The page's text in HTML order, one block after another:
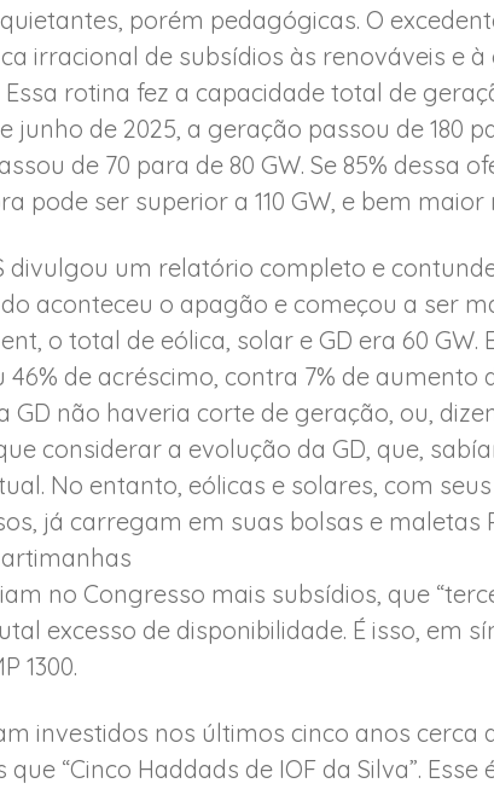
porém pedagógicas. O
irracional de subsídios às renováveis e
rotina fez a capacidade total de
junho de 2025, a geração passou de 180
de 70 para de 80 GW. Se 85% dessa
pode ser superior a 110 GW, e bem
divulgou um relatório completo e
aconteceu o apagão e começou a ser
o total de eólica, solar e GD era 60 GW.
46% de acréscimo, contra 7% de
GD não haveria corte de geração, ou,
considerar a evolução da GD, que,
No entanto, eólicas e solares, com
já carregam em suas bolsas e maletas
no Congresso mais subsídios, que
excesso de disponibilidade. É isso, em
1300.
investidos nos últimos cinco anos cerca
“Cinco Haddads de IOF da Silva”.